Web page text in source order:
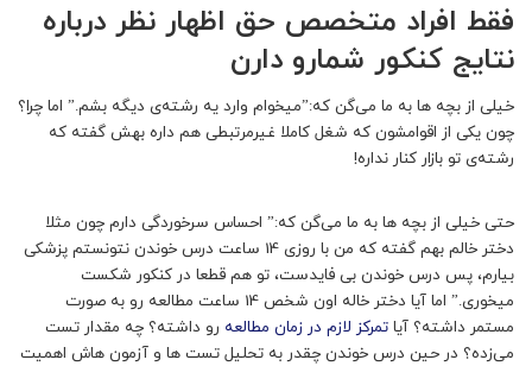
فقط افراد متخصص حق اظهار نظر درباره
نتایج کنکور شمارو دارن
خیلی از بچه ها به ما می‌گن که:”میخوام وارد یه رشته‌ی دیگه بشم.” اما چرا؟
چون یکی از اقوامشون که شغل کاملا غیرمرتبطی هم داره بهش گفته که
رشته‌ی تو بازار کنار نداره!
حتی خیلی از بچه ها به ما می‌گن که:” احساس سرخوردگی دارم چون مثلا
دختر خالم بهم گفته که من با روزی 14 ساعت درس خوندن نتونستم پزشکی
بیارم، پس درس خوندن بی فایدست، تو هم قطعا در کنکور شکست
میخوری‌.” اما آیا دختر خاله اون شخص 14 ساعت مطالعه رو به صورت
مستمر داشته؟ آیا تمرکز لازم در زمان مطالعه رو داشته؟ چه مقدار تست
می‌زده؟ در حین درس خوندن چقدر به تحلیل تست ها و آزمون هاش اهمیت